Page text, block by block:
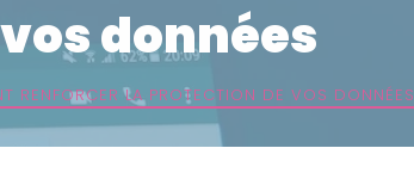
données
RENFORCER LA PROTECTION DE VOS DONNÉES